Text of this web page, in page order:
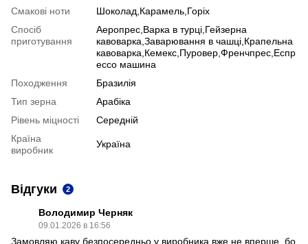
Смакові ноти
Шоколад,Карамель,Горіх
Спосіб
приготування
Аеропрес,Варка в турці,Гейзерна
кавоварка,Заварювання в чашці,Крапельна
кавоварка,Кемекс,Пуровер,Френчпрес,Еспр
ессо машина
Походження
Бразилія
Тип зерна
Арабіка
Рівень міцності
Середній
Країна
виробник
Україна
Відгуки 2
Володимир Черняк
09.01.2026 в 16:56
Замовляю каву безпосередньо у виробника вже не вперше, бо